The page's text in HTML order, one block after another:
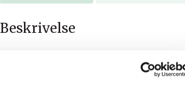
Beskrivelse
Passer potter med diameter 35-50 cm (avhengig av
med 35 cm langt påfyllingsrør. Kan brukes både